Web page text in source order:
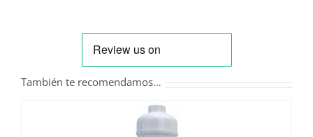
También te recomendamos…